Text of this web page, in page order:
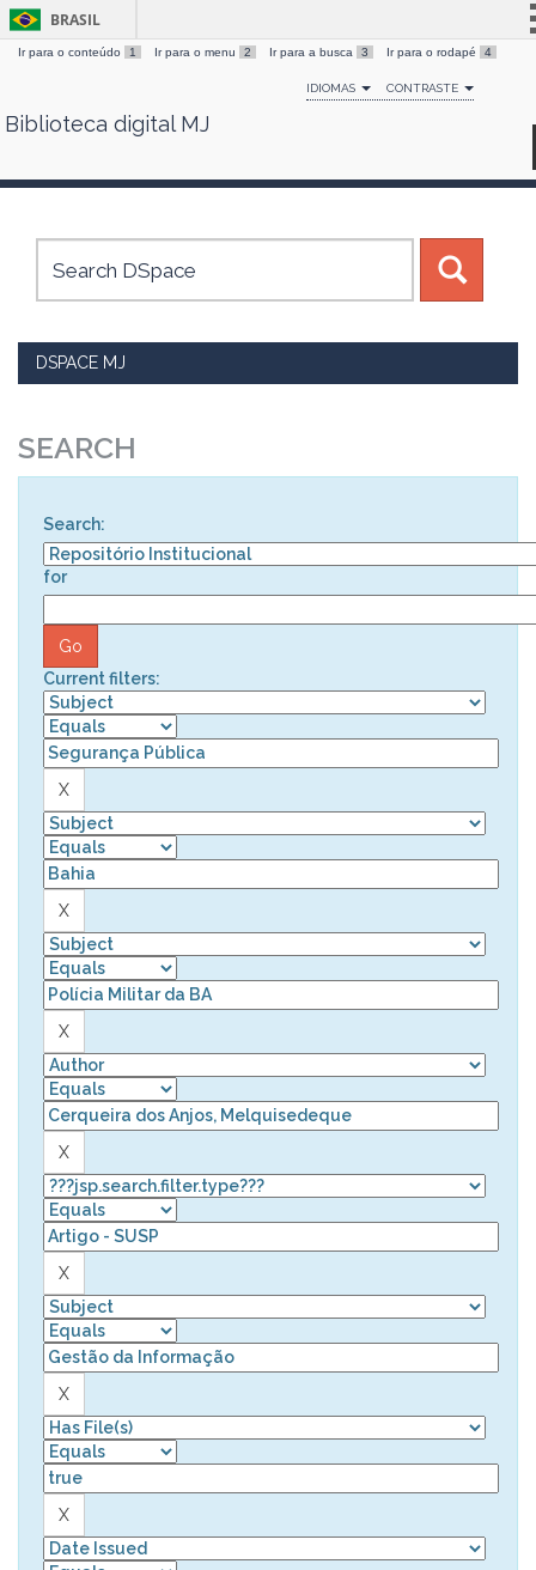
Skip
BRASIL
Simplifique!
Comunica BR
Canais
Ir para o conteúdo 1 Ir para o menu 2 Ir para a busca 3 Ir para o rodapé 4
IDIOMAS CONTRASTE
Biblioteca digital MJ
DSPACE MJ
SEARCH
Search:
for
Current filters: